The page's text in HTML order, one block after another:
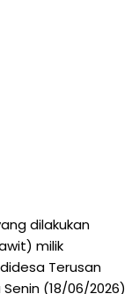
dilakukan
milik
Terusan
(18/06/2026)